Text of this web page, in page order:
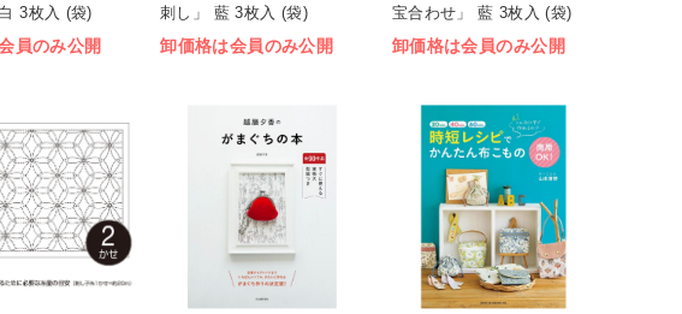
3枚入 (袋)
員のみ公開
刺し」 藍 3枚入 (袋)
卸価格は会員のみ公開
宝合わせ」 藍 3枚入 (袋)
卸価格は会員のみ公開